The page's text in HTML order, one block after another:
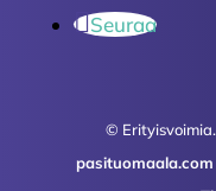
Seuraa
©
pasituomaala.com